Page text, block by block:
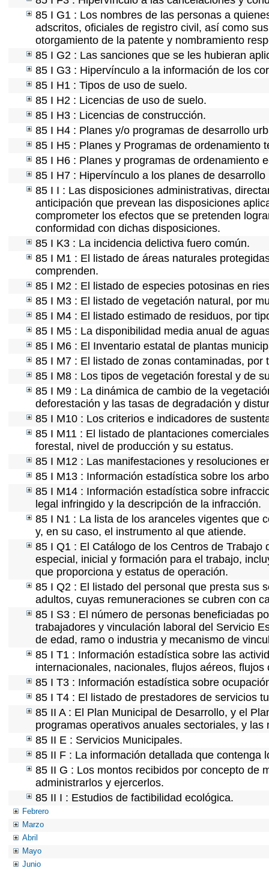
85 I G1 : Los nombres de las personas a
adscritos, oficiales de registro civil, así como
otorgamiento de la patente y nombramiento
85 I G2 : Las sanciones que se les hubieran
85 I G3 : Hipervínculo a la información de los
85 I H1 : Tipos de uso de suelo.
85 I H2 : Licencias de uso de suelo.
85 I H3 : Licencias de construcción.
85 I H4 : Planes y/o programas de desarrollo
85 I H5 : Planes y Programas de ordenamiento
85 I H6 : Planes y programas de ordenamiento
85 I H7 : Hipervínculo a los planes de desarrollo
85 I I : Las disposiciones administrativas,
anticipación que prevean las disposiciones
comprometer los efectos que se pretenden
conformidad con dichas disposiciones.
85 I K3 : La incidencia delictiva fuero común.
85 I M1 : El listado de áreas naturales
comprenden.
85 I M2 : El listado de especies potosinas en
85 I M3 : El listado de vegetación natural, por
85 I M4 : El listado estimado de residuos, por
85 I M5 : La disponibilidad media anual de
85 I M6 : El Inventario estatal de plantas
85 I M7 : El listado de zonas contaminadas,
85 I M8 : Los tipos de vegetación forestal y de
85 I M9 : La dinámica de cambio de la
deforestación y las tasas de degradación y
85 I M10 : Los criterios e indicadores de
85 I M11 : El listado de plantaciones
forestal, nivel de producción y su estatus.
85 I M12 : Las manifestaciones y resoluciones
85 I M13 : Información estadística sobre los
85 I M14 : Información estadística sobre
legal infringido y la descripción de la infracción.
85 I N1 : La lista de los aranceles vigentes que
y, en su caso, el instrumento al que atiende.
85 I Q1 : El Catálogo de los Centros de
especial, inicial y formación para el trabajo,
que proporciona y estatus de operación.
85 I Q2 : El listado del personal que presta sus
adultos, cuyas remuneraciones se cubren con
85 I S3 : El número de personas beneficiadas
trabajadores y vinculación laboral del Servicio
de edad, ramo o industria y mecanismo de
85 I T1 : Información estadística sobre las
internacionales, nacionales, flujos aéreos, flujos
85 I T3 : Información estadística sobre
85 I T4 : El listado de prestadores de servicios
85 II A : El Plan Municipal de Desarrollo, y el
programas operativos anuales sectoriales, y
85 II E : Servicios Municipales.
85 II F : La información detallada que contenga
85 II G : Los montos recibidos por concepto de
administrarlos y ejercerlos.
85 II I : Estudios de factibilidad ecológica.
Febrero
Marzo
Abril
Mayo
Junio